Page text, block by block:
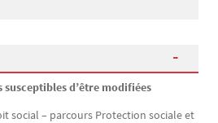
susceptibles d’être modifiées
social – parcours Protection sociale et